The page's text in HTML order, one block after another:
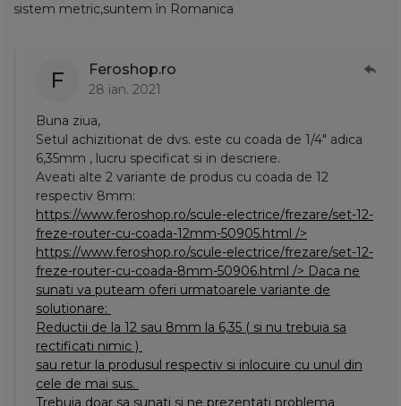
sistem metric,suntem în Romanica
F Feroshop.ro
28 ian. 2021
Buna ziua,
Setul achizitionat de dvs. este cu coada de 1/4" adica
6,35mm , lucru specificat si in descriere.
Aveati alte 2 variante de produs cu coada de 12
respectiv 8mm:
https://www.feroshop.ro/scule-electrice/frezare/set-12-
freze-router-cu-coada-12mm-50905.html />
https://www.feroshop.ro/scule-electrice/frezare/set-12-
freze-router-cu-coada-8mm-50906.html /> Daca ne
sunati va puteam oferi urmatoarele variante de
solutionare:
Reductii de la 12 sau 8mm la 6,35 ( si nu trebuia sa
rectificati nimic )
sau retur la produsul respectiv si inlocuire cu unul din
cele de mai sus.
Trebuia doar sa sunati si ne prezentati problema